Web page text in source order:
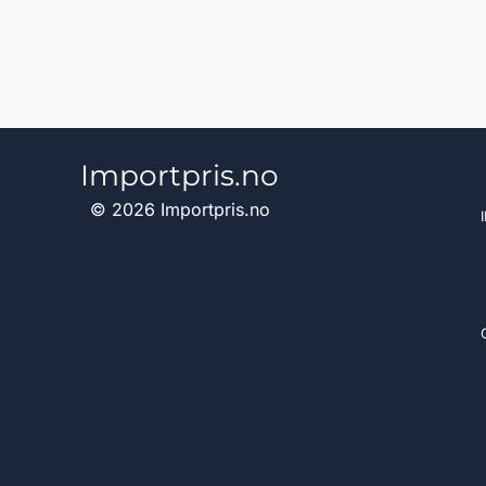
Importpris.no
© 2026 Importpris.no